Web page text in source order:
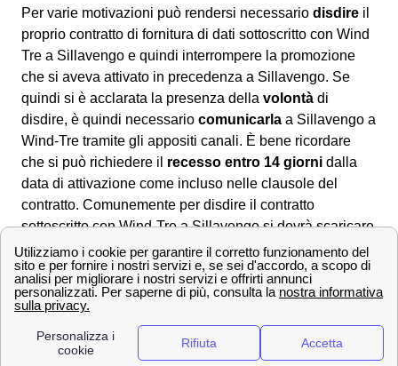
Per varie motivazioni può rendersi necessario disdire il
proprio contratto di fornitura di dati sottoscritto con Wind
Tre a Sillavengo e quindi interrompere la promozione
che si aveva attivato in precedenza a Sillavengo. Se
quindi si è acclarata la presenza della volontà di
disdire, è quindi necessario comunicarla a Sillavengo a
Wind-Tre tramite gli appositi canali. È bene ricordare
che si può richiedere il recesso entro 14 giorni dalla
data di attivazione come incluso nelle clausole del
contratto. Comunemente per disdire il contratto
sottoscritto con Wind-Tre a Sillavengo si dovrà scaricare
ilmodulo di disdettadall'area clienti online, dall'app
Wind Tre oppure direttamente dal sito. Una volta
compilatolo si potrà:
📧 Inviarlo via PEC all'indirizzo apposito:
[email protected]